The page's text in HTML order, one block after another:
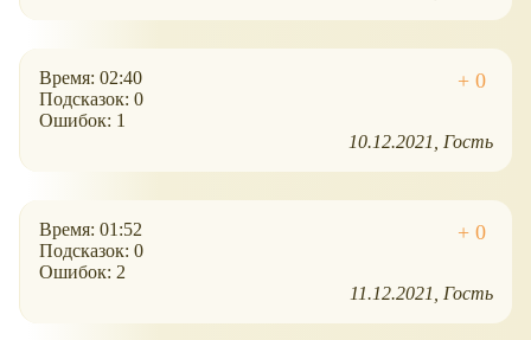
Время: 02:40
Подсказок: 0
Ошибок: 1
10.12.2021
Гость
Время: 01:52
Подсказок: 0
Ошибок: 2
11.12.2021
Гость